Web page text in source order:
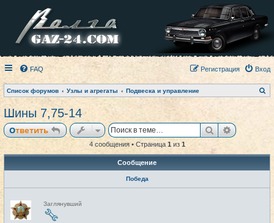
FAQ Вход
Регистрация
Список форумов Узлы и агрегаты Подвеска и управление
о
Шины 7,75-14
Ответить Поиск
4 сообщения • Страница 1из 1
Сообщение
Победа
Н
е
в
с
Заглянувший